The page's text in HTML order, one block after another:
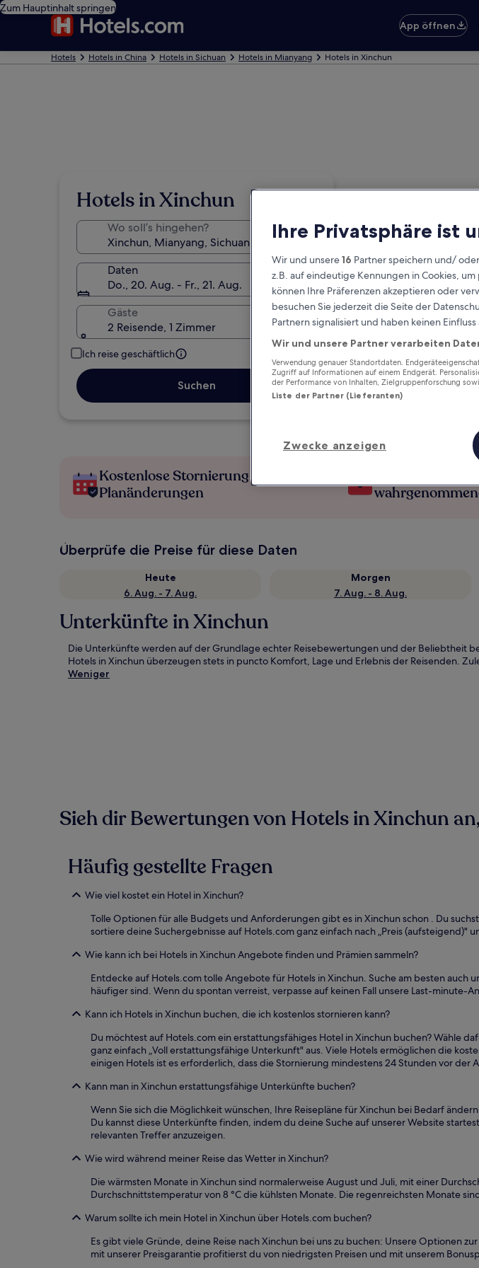
Zum Hauptinhalt springen
App öffnen
Hotels Hotels in China Hotels in Sichuan Hotels in Mianyang Hotels in Xinchun
Hotels in Xinchun
Wo soll’s hingehen?
Daten
Do., 20. Aug. - Fr., 21. Aug.
Gäste
2 Reisende, 1 Zimmer
Ich reise geschäftlich
Suchen
Kostenlose Stornierung bei
Planänderungen
Überprüfe die Preise für diese Daten
Heute
6. Aug. - 7. Aug.
Morgen
7. Aug. - 8. Aug.
Unterkünfte in Xinchun
Die Unterkünfte werden auf der Grundlage echter Reisebewertungen und der Beliebtheit
Hotels in Xinchun überzeugen stets in puncto Komfort, Lage und Erlebnis der Reisenden.
Weniger
Sieh dir Bewertungen von Hotels in Xinchun
Häufig gestellte Fragen
Wie viel kostet ein Hotel in Xinchun?
Tolle Optionen für alle Budgets und Anforderungen gibt es in Xinchun schon . Du
sortiere deine Suchergebnisse auf Hotels.com ganz einfach nach „Preis (aufsteigend)"
Wie kann ich bei Hotels in Xinchun Angebote finden und Prämien sammeln?
Entdecke auf Hotels.com tolle Angebote für Hotels in Xinchun. Suche am besten
häufiger sind. Wenn du spontan verreist, verpasse auf keinen Fall unsere Last-minute-
Kann ich Hotels in Xinchun buchen, die ich kostenlos stornieren kann?
Du möchtest auf Hotels.com ein erstattungsfähiges Hotel in Xinchun buchen? Wähle
ganz einfach „Voll erstattungsfähige Unterkunft" aus. Viele Hotels ermöglichen die
einigen Hotels ist es erforderlich, dass die Stornierung mindestens 24 Stunden vor
Kann man in Xinchun erstattungsfähige Unterkünfte buchen?
Wenn Sie sich die Möglichkeit wünschen, Ihre Reisepläne für Xinchun bei Bedarf
Du kannst diese Unterkünfte finden, indem du deine Suche auf unserer Website
relevanten Treffer anzuzeigen.
Wie wird während meiner Reise das Wetter in Xinchun?
Die wärmsten Monate in Xinchun sind normalerweise August und Juli, mit einer
Durchschnittstemperatur von 8 °C die kühlsten Monate. Die regenreichsten Monate
Warum sollte ich mein Hotel in Xinchun über Hotels.com buchen?
Es gibt viele Gründe, deine Reise nach Xinchun bei uns zu buchen: Unsere Optionen
mit unserer Preisgarantie profitierst du von niedrigsten Preisen und mit unserem
Ihre Privatsphäre ist
Wir und unsere16 Partner speichern und/
z.B. auf eindeutige Kennungen in Cookies,
können Ihre Präferenzen akzeptieren oder
besuchen Sie jederzeit die Seite der
Partnern signalisiert und haben keinen
Wir und unsere Partner verarbeiten
Verwendung genauer Standortdaten.
Zugriff auf Informationen auf einem Endgerät.
der Performance von Inhalten, Zielgruppenforschung
Liste der Partner (Lieferanten)
Zwecke anzeigen